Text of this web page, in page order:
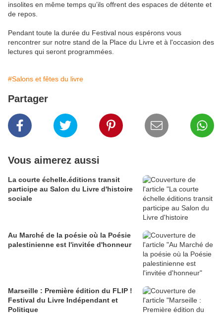
insolites en même temps qu’ils offrent des espaces de détente et
de repos.
Pendant toute la durée du Festival nous espérons vous
rencontrer sur notre stand de la Place du Livre et à l'occasion des
lectures qui seront programmées.
#Salons et fêtes du livre
Partager
Vous aimerez aussi
La courte échelle.éditions transit
participe au Salon du Livre d'histoire
sociale
Au Marché de la poésie où la Poésie
palestinienne est l'invitée d'honneur
Marseille : Première édition du FLIP !
Festival du Livre Indépendant et
Politique